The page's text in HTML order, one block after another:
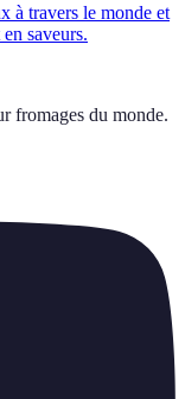
à travers le monde et
saveurs.
fromages du monde.